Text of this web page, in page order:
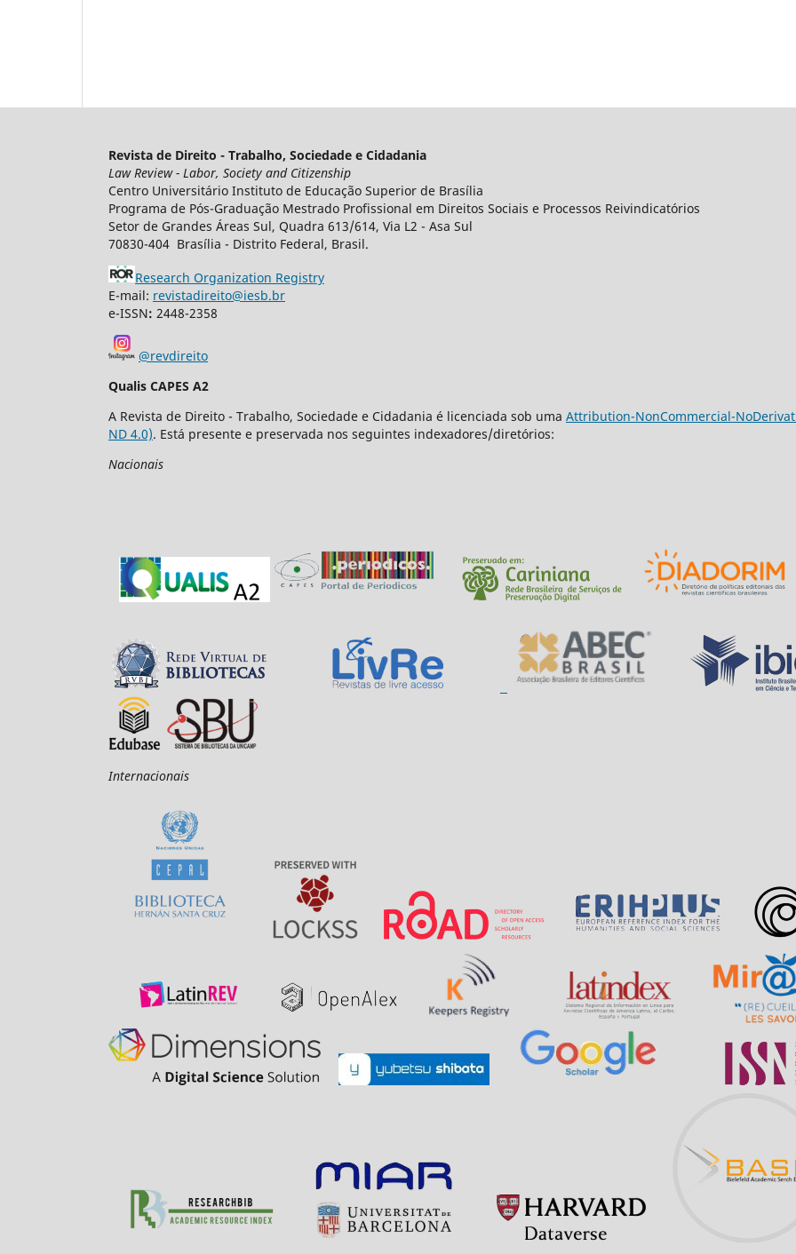
Revista de Direito - Trabalho, Sociedade e Cidadania
Law Review - Labor, Society and Citizenship
Centro Universitário Instituto de Educação Superior de Brasília
Programa de Pós-Graduação Mestrado Profissional em Direitos Sociais e Processos Reivindicatórios
Setor de Grandes Áreas Sul, Quadra 613/614, Via L2 - Asa Sul
70830-404 Brasília - Distrito Federal, Brasil.
Research Organization Registry
E-mail: revistadireito@iesb.br
e-ISSN: 2448-2358
@revdireito
Qualis CAPES A2
A Revista de Direito - Trabalho, Sociedade e Cidadania é licenciada sob uma Attribution-NonCommercial-
ND 4.0). Está presente e preservada nos seguintes indexadores/diretórios:
Nacionais
Internacionais